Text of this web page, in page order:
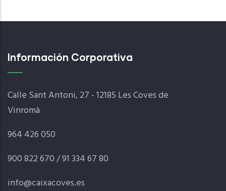
Información Corporativa
Calle Sant Antoni, 27 - 12185 Les Coves de
Vinromà
964 426 050
900 822 670 / 91 334 67 80
info@caixacoves.es